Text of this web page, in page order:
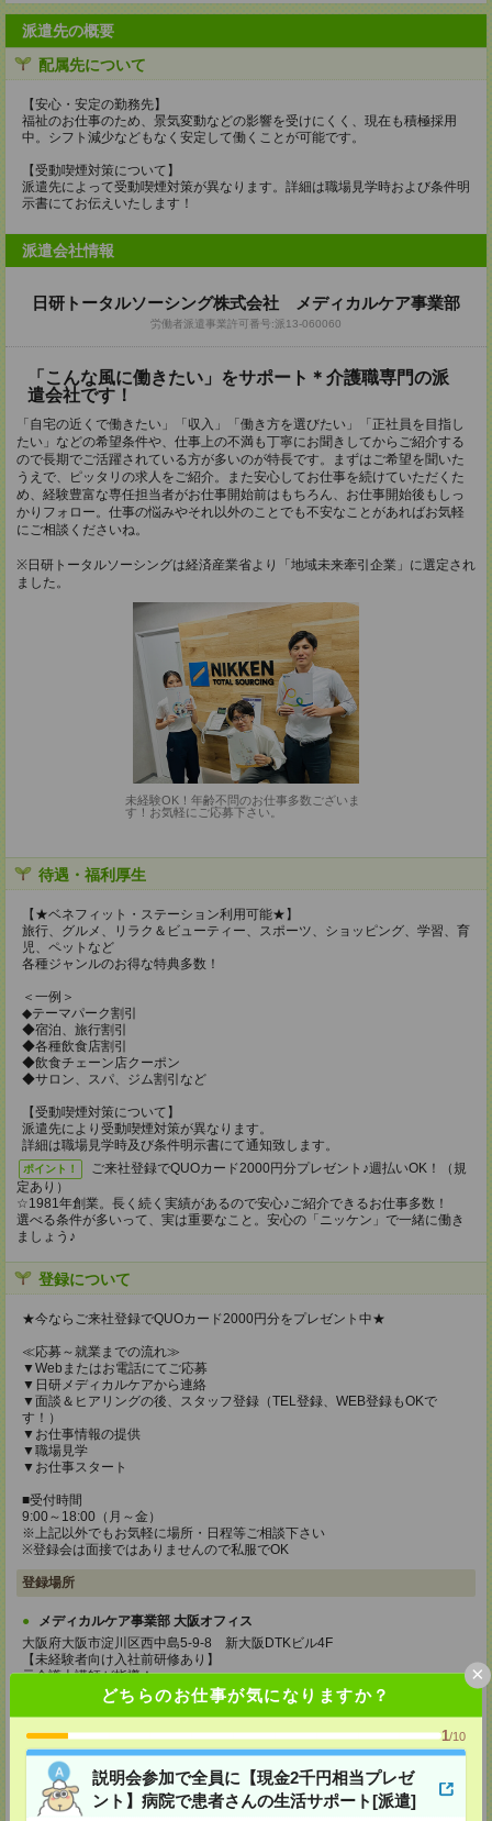
どちらのお仕事が気になりますか？
1/10
説明会参加で全員に【現金2千円相当プレゼ
ント】病院で患者さんの生活サポート[派遣]
×
派遣先の概要
配属先について
【安心・安定の勤務先】
福祉のお仕事のため、景気変動などの影響を受けにくく、現在も積極採用
中。シフト減少などもなく安定して働くことが可能です。
【受動喫煙対策について】
派遣先によって受動喫煙対策が異なります。詳細は職場見学時および条件明
示書にてお伝えいたします！
派遣会社情報
日研トータルソーシング株式会社 メディカルケア事業部
労働者派遣事業許可番号:派13-060060
「こんな風に働きたい」をサポート＊介護職専門の派
遣会社です！
「自宅の近くで働きたい」「収入」「働き方を選びたい」「正社員を目指し
たい」などの希望条件や、仕事上の不満も丁寧にお聞きしてからご紹介する
ので長期でご活躍されている方が多いのが特長です。まずはご希望を聞いた
うえで、ピッタリの求人をご紹介。また安心してお仕事を続けていただくた
め、経験豊富な専任担当者がお仕事開始前はもちろん、お仕事開始後もしっ
かりフォロー。仕事の悩みやそれ以外のことでも不安なことがあればお気軽
にご相談くださいね。
※日研トータルソーシングは経済産業省より「地域未来牽引企業」に選定され
ました。
未経験OK！年齢不問のお仕事多数ございま
す！お気軽にご応募下さい。
待遇・福利厚生
【★ベネフィット・ステーション利用可能★】
旅行、グルメ、リラク＆ビューティー、スポーツ、ショッピング、学習、育
児、ペットなど
各種ジャンルのお得な特典多数！
＜一例＞
◆テーマパーク割引
◆宿泊、旅行割引
◆各種飲食店割引
◆飲食チェーン店クーポン
◆サロン、スパ、ジム割引など
【受動喫煙対策について】
派遣先により受動喫煙対策が異なります。
詳細は職場見学時及び条件明示書にて通知致します。
ポイント！
ご来社登録でQUOカード2000円分プレゼント♪週払いOK！（規
定あり）
☆1981年創業。長く続く実績があるので安心♪ご紹介できるお仕事多数！
選べる条件が多いって、実は重要なこと。安心の「ニッケン」で一緒に働き
ましょう♪
登録について
★今ならご来社登録でQUOカード2000円分をプレゼント中★
≪応募～就業までの流れ≫
▼Webまたはお電話にてご応募
▼日研メディカルケアから連絡
▼面談＆ヒアリングの後、スタッフ登録（TEL登録、WEB登録もOKで
す！）
▼お仕事情報の提供
▼職場見学
▼お仕事スタート
■受付時間
9:00～18:00（月～金）
※上記以外でもお気軽に場所・日程等ご相談下さい
※登録会は面接ではありませんので私服でOK
登録場所
メディカルケア事業部 大阪オフィス
大阪府大阪市淀川区西中島5-9-8 新大阪DTKビル4F
【未経験者向け入社前研修あり】
元介護士講師が指導！
6hの事前研修で安心スタート
時給1,177円＋交通費支給（規定あり）
TEL：0120-991-463
MAIL：tenshoku@nikken-ts.jp
担当：採用担当
メディカルケア事業部 京都オフィス